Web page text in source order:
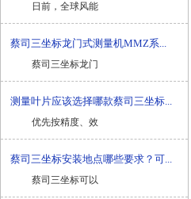
日前，全球风能
蔡司三坐标龙门式测量机MMZ系...
蔡司三坐标龙门
测量叶片应该选择哪款蔡司三坐标...
优先按精度、效
蔡司三坐标安装地点哪些要求？可...
蔡司三坐标可以